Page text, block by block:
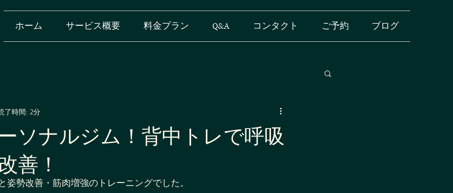
ホーム サービス概要 料金プラン Q&A コンタクト ご予約 ブログ
ソナルジム！背中トレで呼吸
善！
了時間: 2分
姿勢改善・筋肉増強のトレーニングでした。